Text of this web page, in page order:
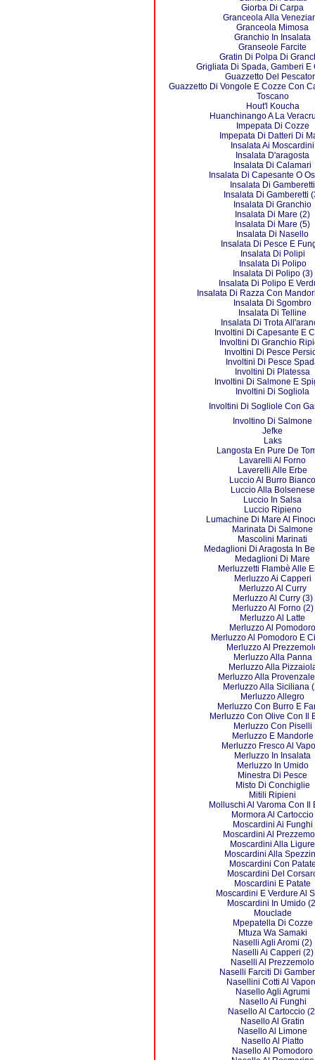
Giorba Di Carpa
Granceola Alla
Granceola Mimosa
Granchio In Insalata
Granseole Farcite
Gratin Di Polpa Di
Grigliata Di Spada, Gamberi E
Guazzetto Del
Guazzetto Di Vongole E Cozze Con
Toscano
Hout'l Koucha
Huanchinango A La
Impepata Di Cozze
Impepata Di Datteri Di
Insalata Ai Moscardini
Insalata D'aragosta
Insalata Di Calamari
Insalata Di Capesante O
Insalata Di Gamberetti
Insalata Di Gamberetti
Insalata Di Granchio
Insalata Di Mare (2)
Insalata Di Mare (5)
Insalata Di Nasello
Insalata Di Pesce E
Insalata Di Polipi
Insalata Di Polipo
Insalata Di Polipo (3)
Insalata Di Polipo E
Insalata Di Razza Con
Insalata Di Sgombro
Insalata Di Telline
Insalata Di Trota
Involtini Di Capesante E
Involtini Di Granchio
Involtini Di Pesce
Involtini Di Pesce
Involtini Di Platessa
Involtini Di Salmone E
Involtini Di Sogliola
Involtini Di Sogliole Con
Involtino Di Salmone
Jefke
Laks
Langosta En Pure De
Lavarelli Al Forno
Laverelli Alle Erbe
Luccio Al Burro Bianco
Luccio Alla Bolsenese
Luccio In Salsa
Luccio Ripieno
Lumachine Di Mare Al
Marinata Di Salmone
Mascolini Marinati
Medaglioni Di Aragosta In
Medaglioni Di Mare
Merluzzetti Flambè Alle
Merluzzo Ai Capperi
Merluzzo Al Curry
Merluzzo Al Curry (3)
Merluzzo Al Forno (2)
Merluzzo Al Latte
Merluzzo Al Pomodoro
Merluzzo Al Pomodoro E
Merluzzo Al
Merluzzo Alla Panna
Merluzzo Alla
Merluzzo Alla
Merluzzo Alla Siciliana
Merluzzo Allegro
Merluzzo Con Burro E
Merluzzo Con Olive Con Il
Merluzzo Con Piselli
Merluzzo E Mandorle
Merluzzo Fresco Al
Merluzzo In Insalata
Merluzzo In Umido
Minestra Di Pesce
Misto Di Conchiglie
Mitili Ripieni
Molluschi Al Varoma Con Il
Mormora Al Cartoccio
Moscardini Ai Funghi
Moscardini Al
Moscardini Alla Ligure
Moscardini Alla
Moscardini Con
Moscardini Del
Moscardini E Patate
Moscardini E Verdure Al
Moscardini In Umido
Mouclade
Mpepatella Di Cozze
Mtuza Wa Samaki
Naselli Agli Aromi (2)
Naselli Ai Capperi (2)
Naselli Al Prezzemolo
Naselli Farciti Di
Nasellini Cotti Al
Nasello Agli Agrumi
Nasello Ai Funghi
Nasello Al Cartoccio
Nasello Al Gratin
Nasello Al Limone
Nasello Al Piatto
Nasello Al Pomodoro